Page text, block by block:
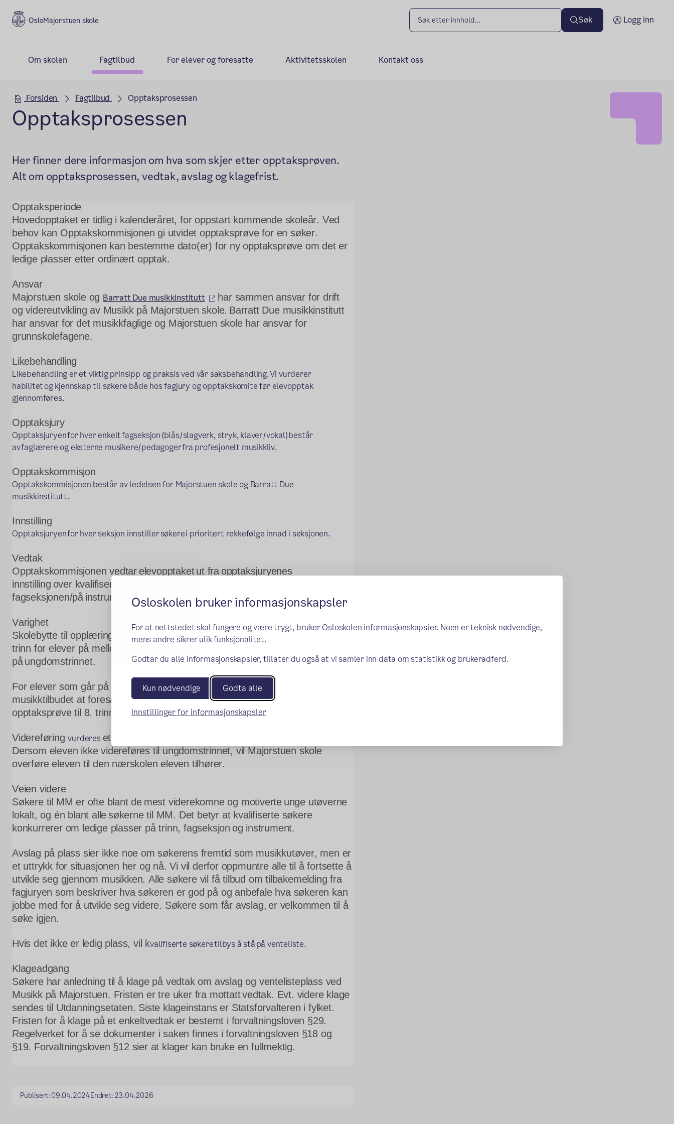
Osloskolen bruker informasjonskapsler
For at nettstedet skal fungere og være trygt, bruker Osloskolen informasjonskapsler. Noen er teknisk nødvendige,
mens andre sikrer ulik funksjonalitet.
Godtar du alle informasjonskapsler, tillater du også at vi samler inn data om statistikk og brukeradferd.
Kun nødvendige Godta alle
Innstillinger for informasjonskapsler
Majorstuen skole Søk Logg inn
Om skolen Fagtilbud For elever og foresatte Aktivitetsskolen Kontakt oss
Hovedseksjon
Forsiden Fagtilbud Opptaksprosessen
Opptaksprosessen
Her finner dere informasjon om hva som skjer etter opptaksprøven.
Alt om opptaksprosessen, vedtak, avslag og klagefrist.
Opptaksperiode
Hovedopptaket er tidlig i kalenderåret, for oppstart kommende skoleår. Ved
behov kan Opptakskommisjonen gi utvidet opptaksprøve for en søker.
Opptakskommisjonen kan bestemme dato(er) for ny opptaksprøve om det er
ledige plasser etter ordinært opptak.
Ansvar
Majorstuen skole og Barratt Due musikkinstitutt (ekstern lenke)
har sammen ansvar for drift
og videreutvikling av Musikk på Majorstuen skole. Barratt Due musikkinstitutt
har ansvar for det musikkfaglige og Majorstuen skole har ansvar for
grunnskolefagene.
Likebehandling
Likebehandling er et viktig prinsipp og praksis ved vår saksbehandling. Vi vurderer
habilitet og kjennskap til søkere både hos fagjury og opptakskomite før elevopptak
gjennomføres.
Opptaksjury
Opptaksjuryen for hver enkelt fagseksjon (blås/slagverk, stryk, klaver/vokal) består
av faglærere og eksterne musikere/pedagoger fra profesjonelt musikkliv.
Opptakskommisjon
Opptakskommisjonen består av ledelsen for Majorstuen skole og Barratt Due
musikkinstitutt.
Innstilling
Opptaksjuryen for hver seksjon innstiller søkere i prioritert rekkefølge innad i seksjonen.
Vedtak
Opptakskommisjonen vedtar elevopptaket ut fra opptaksjuryenes
innstilling over kvalifiserte søkere, ledige plasser på
fagseksjonen/på instrumentet.
Varighet
Skolebytte til opplæring i Musikk ved Majorstuen skole gjelder til og med 7.
trinn for elever på mellomtrinnet, og til og med 10. trinn for elever
på ungdomstrinnet.
For elever som går på mellomtrinnet forutsetter fortsatt skolegang i
musikktilbudet at foresatte sender ny søknad om plass, og av at eleven består
opptaksprøve til 8. trinn.
Videreføring vurderes etter kriterier for opptak.
Dersom eleven ikke videreføres til ungdomstrinnet, vil Majorstuen skole
overføre eleven til den nærskolen eleven tilhører.
Veien videre
Søkere til MM er ofte blant de mest viderekomne og motiverte unge utøverne
lokalt, og én blant alle søkerne til MM. Det betyr at kvalifiserte søkere
konkurrerer om ledige plasser på trinn, fagseksjon og instrument.
Avslag på plass sier ikke noe om søkerens fremtid som musikkutøver, men er
et uttrykk for situasjonen her og nå. Vi vil derfor oppmuntre alle til å fortsette å
utvikle seg gjennom musikken. Alle søkere vil få tilbud om tilbakemelding fra
fagjuryen som beskriver hva søkeren er god på og anbefale hva søkeren kan
jobbe med for å utvikle seg videre. Søkere som får avslag, er velkommen til å
søke igjen.
Hvis det ikke er ledig plass, vil kvalifiserte søkere tilbys å stå på venteliste.
Klageadgang
Søkere har anledning til å klage på vedtak om avslag og ventelisteplass ved
Musikk på Majorstuen. Fristen er tre uker fra mottattvedtak. Evt. videre klage
sendes til Utdanningsetaten. Siste klageinstans er Statsforvalteren i fylket.
Fristen for å klage på et enkeltvedtak er bestemt i forvaltningsloven §29.
Regelverket for å se dokumenter i saken finnes i forvaltningsloven §18 og
§19. Forvaltningsloven §12 sier at klager kan bruke en fullmektig.
Publisert:09.04.2024Endret:23.04.2026